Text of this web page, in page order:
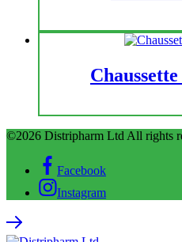
©2026 Distripharm Ltd All rights
Facebook
Instagram